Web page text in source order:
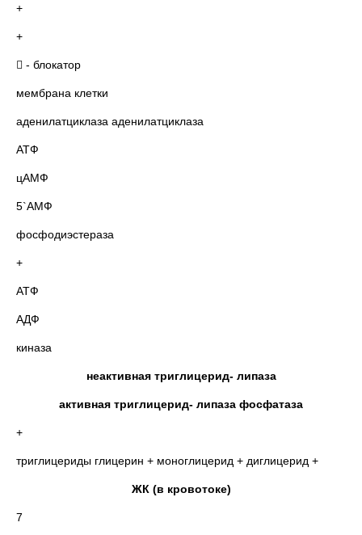
+
+
 - блокатор
мембрана клетки
аденилатциклаза аденилатциклаза
АТФ
цАМФ
5`АМФ
фосфодиэстераза
+
АТФ
АДФ
киназа
неактивная триглицерид- липаза
активная триглицерид- липаза фосфатаза
+
триглицериды глицерин + моноглицерид + диглицерид +
ЖК (в кровотоке)
7